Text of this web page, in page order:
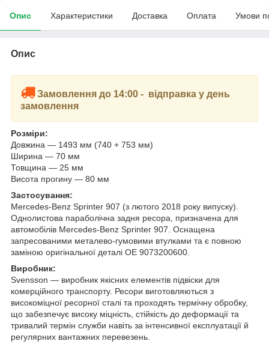
Опис Характеристики Доставка Оплата Умови
Опис
Замовлення до 14:00 - відправка у день
замовлення
Розміри:
Довжина — 1493 мм (740 + 753 мм)
Ширина — 70 мм
Товщина — 25 мм
Висота прогину — 80 мм
Застосування:
Mercedes-Benz Sprinter 907 (з лютого 2018 року випуску).
Однолистова параболічна задня ресора, призначена для
автомобілів Mercedes-Benz Sprinter 907. Оснащена
запресованими металево-гумовими втулками та є повною
заміною оригінальної деталі OE 9073200600.
Виробник:
Svensson — виробник якісних елементів підвіски для
комерційного транспорту. Ресори виготовляються з
високоміцної ресорної сталі та проходять термічну обробку,
що забезпечує високу міцність, стійкість до деформації та
тривалий термін служби навіть за інтенсивної експлуатації й
регулярних вантажних перевезень.